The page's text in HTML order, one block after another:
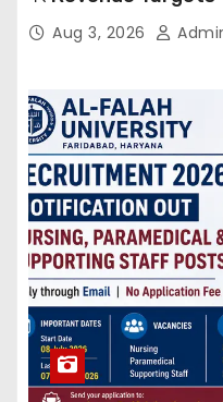
बड़ा कदम, NHRC से Suo
Aug 3, 2026